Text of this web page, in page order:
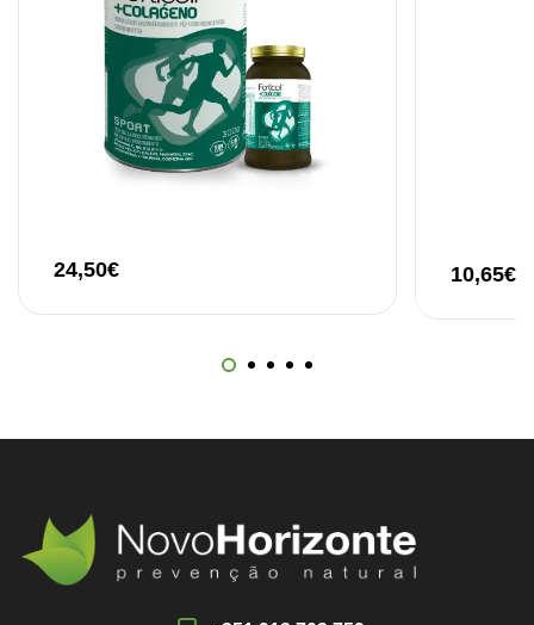
24,50€ 10,65€